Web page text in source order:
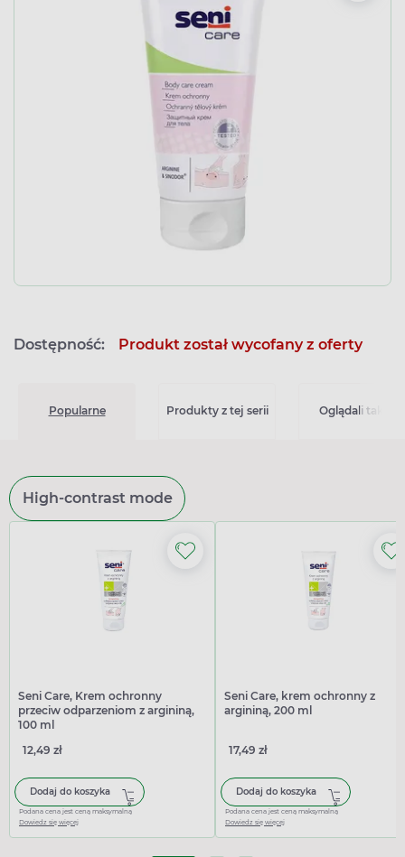
Dostępność: Produkt został wycofany z oferty
Popularne Produkty z tej serii Oglądali także
High-contrast mode
Seni Care, Krem ochronny
przeciw odparzeniom z argininą,
100 ml
12,49 zł
Dodaj do koszyka
Podana cena jest ceną maksymalną
Dowiedz się więcej
Seni Care, krem ochronny z
argininą, 200 ml
17,49 zł
Dodaj do koszyka
Podana cena jest ceną maksymalną
Dowiedz się więcej